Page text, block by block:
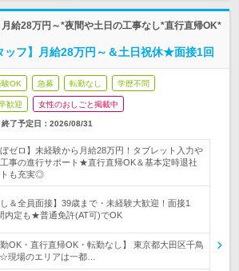
給28万円～*夜間や土日の工事なし*直行直帰OK*
ッフ】月給28万円～＆土日祝休★面接1回
OK 急募 転勤なし 学歴不問
歓迎 女性のおしごと掲載中
終了予定日： 2026/08/31
ぼゼロ】未経験から月給28万円！タブレット入力や
事の進行サポート★直行直帰OK＆基本定時退社
トも充実◎
し＆全員面接】39歳まで・未経験大歓迎！面接1
内定も★普通免許(AT可)でOK
勤OK・直行直帰OK・転勤なし】 東京都大田区千鳥
現場のエリアは一都…